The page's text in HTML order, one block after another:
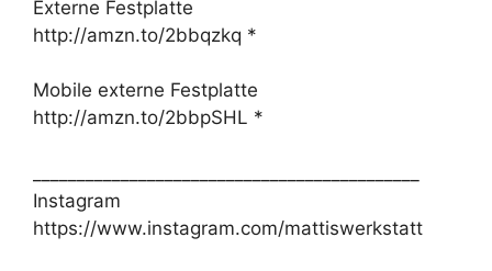
Externe Festplatte
http://amzn.to/2bbqzkq *
Mobile externe Festplatte
http://amzn.to/2bbpSHL *
Instagram
https://www.instagram.com/mattiswerkstatt